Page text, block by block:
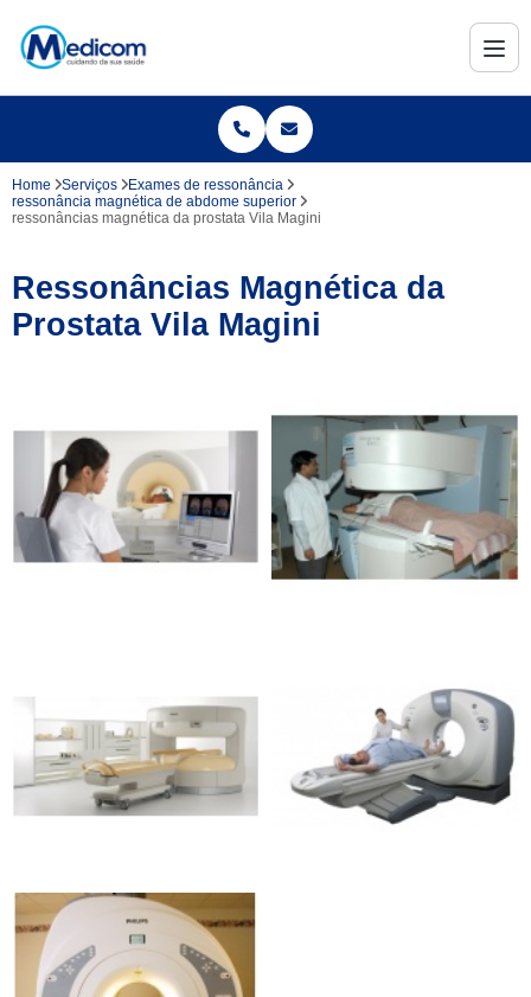
Home Serviços
Exames de ressonância
ressonância magnética de abdome superior
ressonâncias magnética da prostata Vila Magini
Ressonâncias Magnética da
Prostata Vila Magini